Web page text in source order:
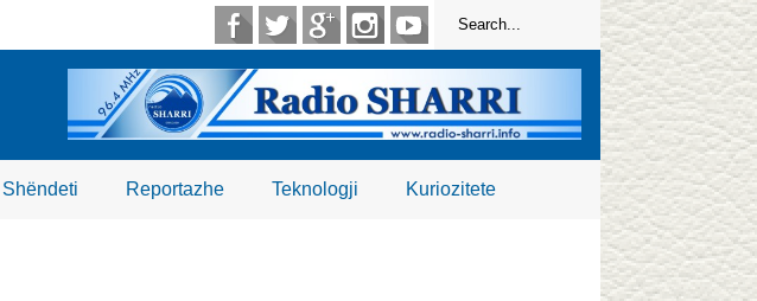
Shëndeti Reportazhe Teknologji Kuriozitete